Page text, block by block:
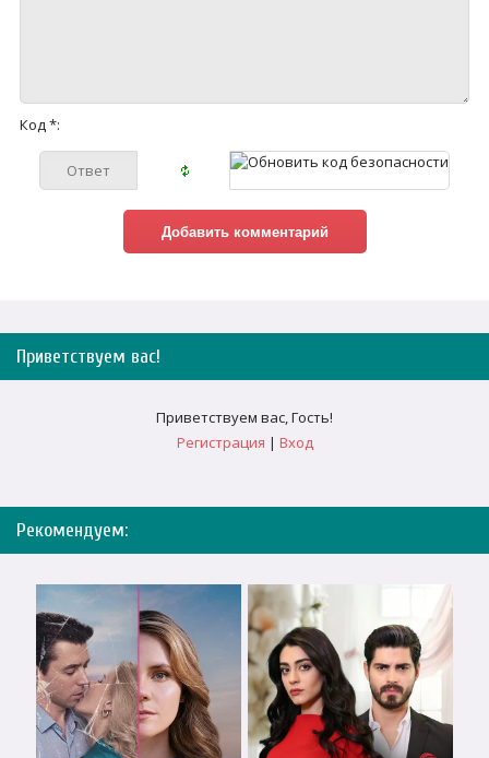
Код *:
Приветствуем вас!
Приветствуем вас,Гость!
Регистрация | Вход
Рекомендуем: